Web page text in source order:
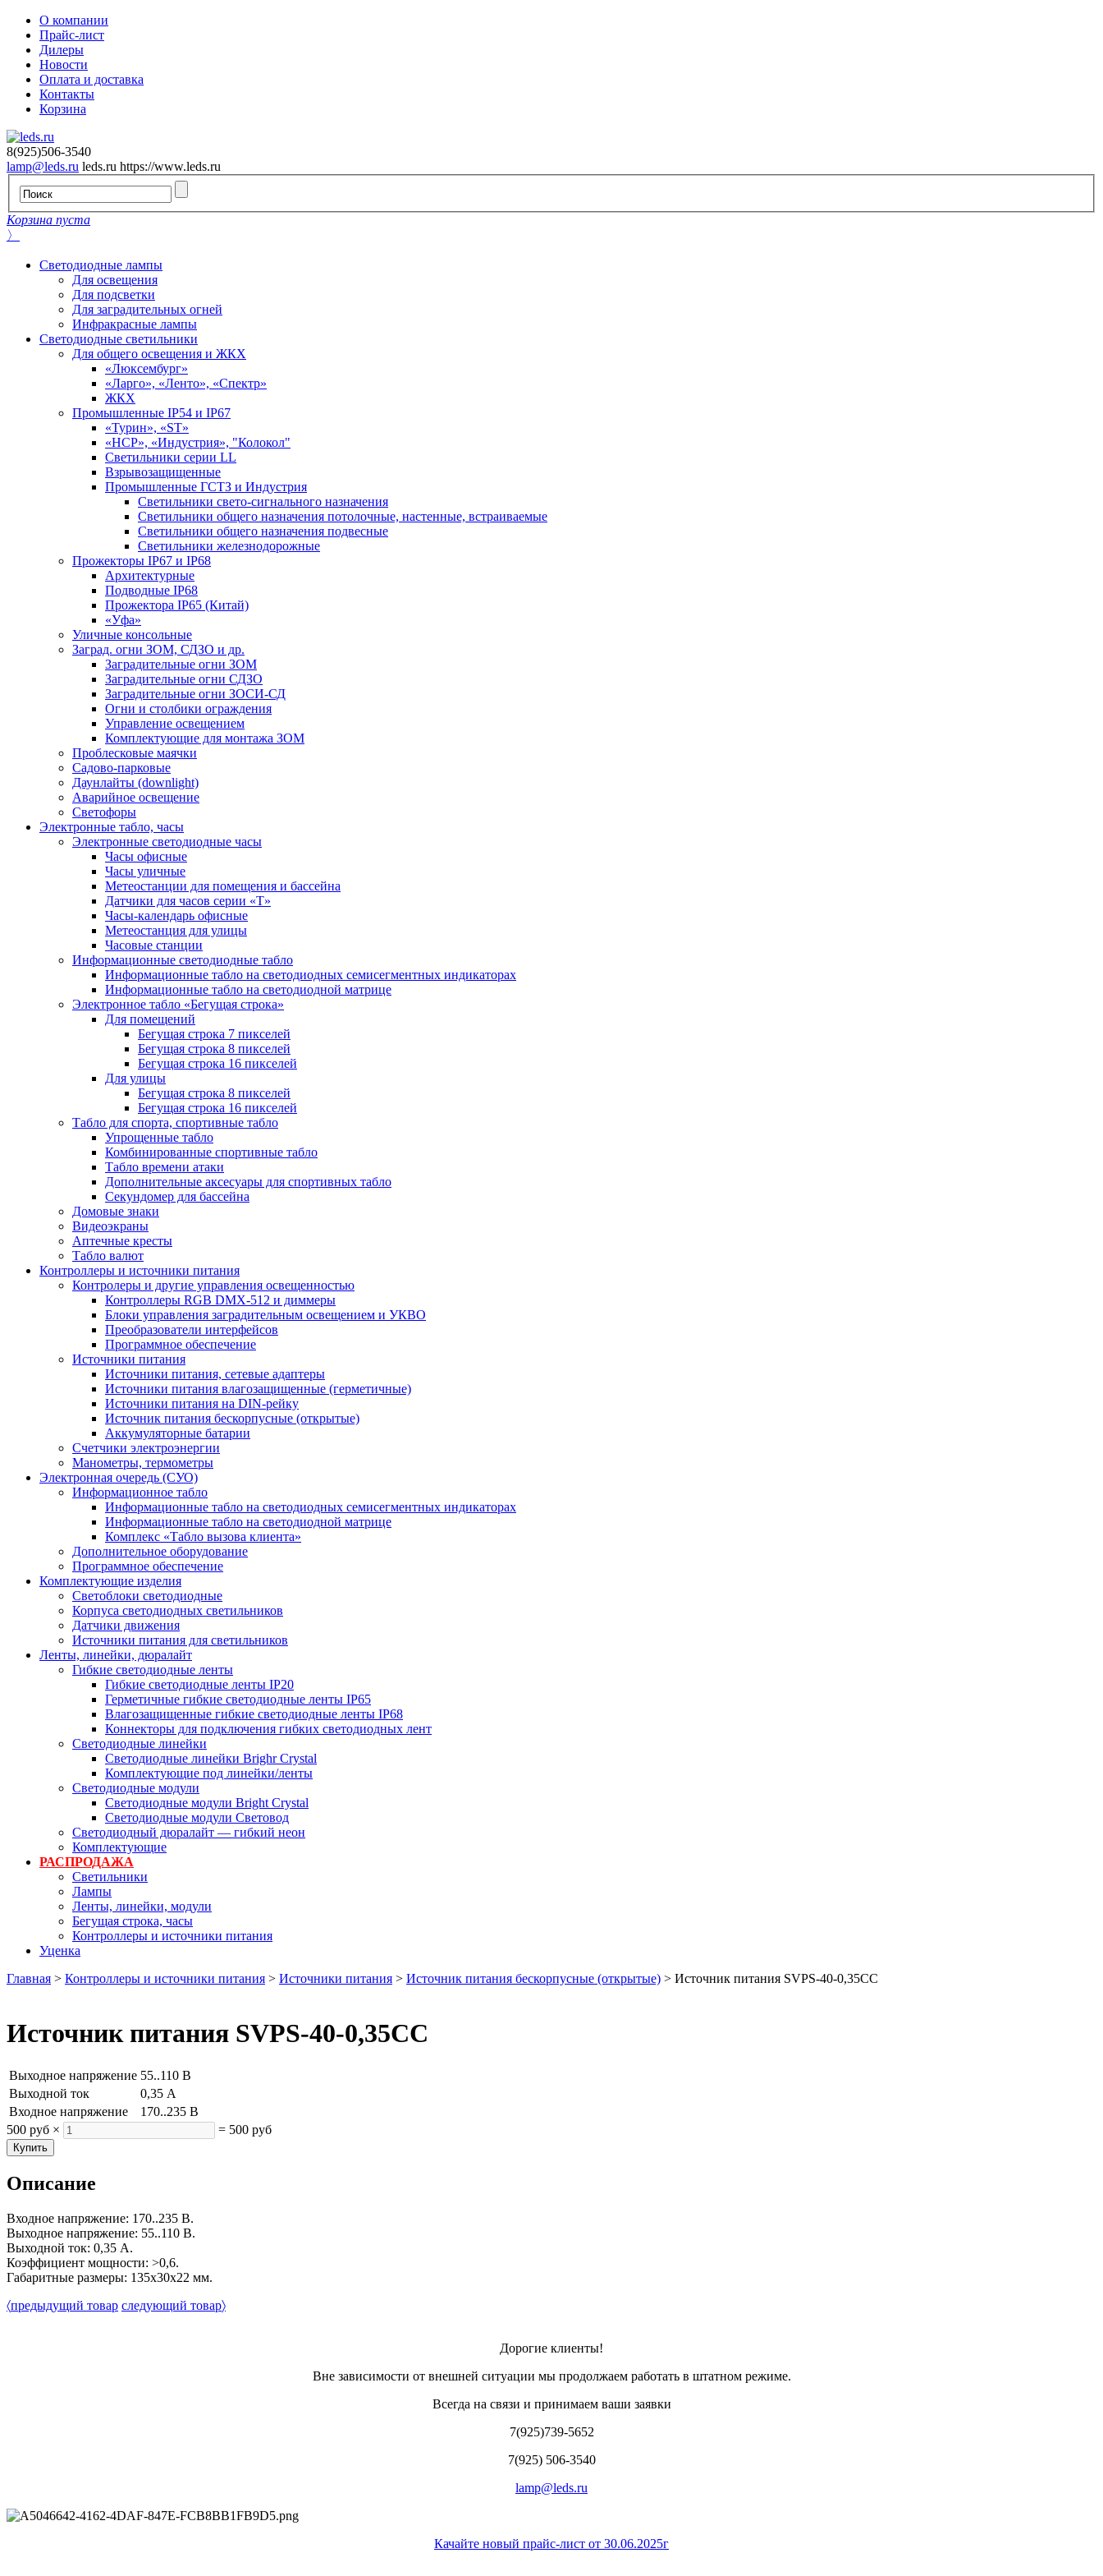
О компании
Прайс-лист
Дилеры
Новости
Оплата и доставка
Контакты
Корзина
8(925)506-3540
lamp@leds.ru leds.ru https://www.leds.ru
Корзина пуста
〉
Светодиодные лампы
Для освещения
Для подсветки
Для заградительных огней
Инфракрасные лампы
Светодиодные светильники
Для общего освещения и ЖКХ
«Люксембург»
«Ларго», «Ленто», «Спектр»
ЖКХ
Промышленные IP54 и IP67
«Турин», «ST»
«НСР», «Индустрия», "Колокол"
Светильники серии LL
Взрывозащищенные
Промышленные ГСТЗ и Индустрия
Светильники свето-сигнального назначения
Светильники общего назначения потолочные, настенные, встраиваемые
Светильники общего назначения подвесные
Светильники железнодорожные
Прожекторы IP67 и IP68
Архитектурные
Подводные IP68
Прожектора IP65 (Китай)
«Уфа»
Уличные консольные
Заград. огни ЗОМ, СДЗО и др.
Заградительные огни ЗОМ
Заградительные огни СДЗО
Заградительные огни ЗОСИ-СД
Огни и столбики ограждения
Управление освещением
Комплектующие для монтажа ЗОМ
Проблесковые маячки
Садово-парковые
Даунлайты (downlight)
Аварийное освещение
Светофоры
Электронные табло, часы
Электронные светодиодные часы
Часы офисные
Часы уличные
Метеостанции для помещения и бассейна
Датчики для часов серии «Т»
Часы-календарь офисные
Метеостанция для улицы
Часовые станции
Информационные светодиодные табло
Информационные табло на светодиодных семисегментных индикаторах
Информационные табло на светодиодной матрице
Электронное табло «Бегущая строка»
Для помещений
Бегущая строка 7 пикселей
Бегущая строка 8 пикселей
Бегущая строка 16 пикселей
Для улицы
Бегущая строка 8 пикселей
Бегущая строка 16 пикселей
Табло для спорта, спортивные табло
Упрощенные табло
Комбинированные спортивные табло
Табло времени атаки
Дополнительные аксесуары для спортивных табло
Секундомер для бассейна
Домовые знаки
Видеоэкраны
Аптечные кресты
Табло валют
Контроллеры и источники питания
Контролеры и другие управления освещенностью
Контроллеры RGB DMX-512 и диммеры
Блоки управления заградительным освещением и УКВО
Преобразователи интерфейсов
Программное обеспечение
Источники питания
Источники питания, сетевые адаптеры
Источники питания влагозащищенные (герметичные)
Источники питания на DIN-рейку
Источник питания бескорпусные (открытые)
Аккумуляторные батарии
Счетчики электроэнергии
Манометры, термометры
Электронная очередь (СУО)
Информационное табло
Информационные табло на светодиодных семисегментных индикаторах
Информационные табло на светодиодной матрице
Комплекс «Табло вызова клиента»
Дополнительное оборудование
Программное обеспечение
Комплектующие изделия
Светоблоки светодиодные
Корпуса светодиодных светильников
Датчики движения
Источники питания для светильников
Ленты, линейки, дюралайт
Гибкие светодиодные ленты
Гибкие светодиодные ленты IP20
Герметичные гибкие светодиодные ленты IP65
Влагозащищенные гибкие светодиодные ленты IP68
Коннекторы для подключения гибких светодиодных лент
Светодиодные линейки
Светодиодные линейки Brighr Crystal
Комплектующие под линейки/ленты
Светодиодные модули
Светодиодные модули Bright Crystal
Светодиодные модули Световод
Светодиодный дюралайт — гибкий неон
Комплектующие
РАСПРОДАЖА
Светильники
Лампы
Ленты, линейки, модули
Бегущая строка, часы
Контроллеры и источники питания
Уценка
Главная > Контроллеры и источники питания > Источники питания > Источник питания бескорпусные (открытые) > Источник питания SVPS-40-0,35CC
Источник питания SVPS-40-0,35CC
Выходное напряжение 55..110 В
Выходной ток
0,35 А
Входное напряжение
170..235 В
500 руб × = 500 руб
Описание
Входное напряжение: 170..235 В.
Выходное напряжение: 55..110 В.
Выходной ток: 0,35 А.
Коэффициент мощности: >0,6.
Габаритные размеры: 135х30х22 мм.
〈предыдущий товар следующий товар〉
Дорогие клиенты!
Вне зависимости от внешней ситуации мы продолжаем работать в штатном режиме.
Всегда на связи и принимаем ваши заявки
7(925)739-5652
7(925) 506-3540
lamp@leds.ru
Качайте новый прайс-лист от 30.06.2025г